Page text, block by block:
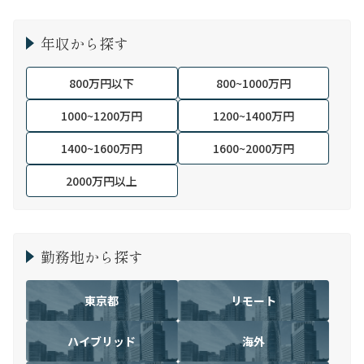
年収から探す
800万円以下
800~1000万円
1000~1200万円
1200~1400万円
1400~1600万円
1600~2000万円
2000万円以上
勤務地から探す
東京都 リモート
ハイブリッド 海外